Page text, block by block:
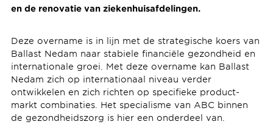
en de renovatie van ziekenhuisafdelingen.
Deze overname is in lijn met de strategische koers van
Ballast Nedam naar stabiele financiële gezondheid en
internationale groei. Met deze overname kan Ballast
Nedam zich op internationaal niveau verder
ontwikkelen en zich richten op specifieke product-
markt combinaties. Het specialisme van ABC binnen
de gezondheidszorg is hier een onderdeel van.